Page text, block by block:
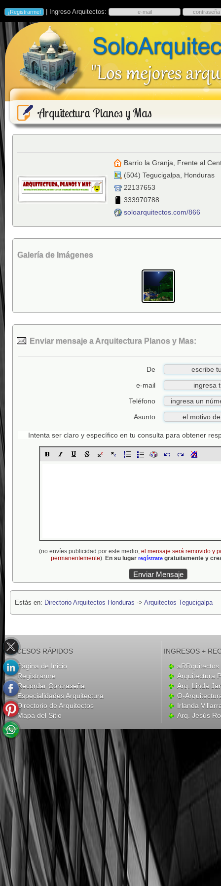
| Ingreso Arquitectos:
Arquitectura Planos y Mas
Barrio la Granja, Frente al
(504) Tegucigalpa
Honduras
22137653
333970788
soloarquitectos.com/866
Galería de Imágenes
Enviar mensaje a Arquitectura Planos y Mas:
De
e-mail
Teléfono
Asunto
Intenta ser claro y específico en tu consulta para obtener
(no envíes publicidad por este medio, el mensaje será removido y
permanentemente). En su lugar regístrategratuitamente y
Estás en: Directorio Arquitectos Honduras -> Arquitectos Tegucigalpa
ACCESOS RÁPIDOS
Página de Inicio
Registrarme
Recordar Contraseña
Especialidades Arquitectura
Directorio de Arquitectos
Mapa del Sitio
INGRESOS +
aRRquitectos
Arquitectura
Arq. Linda
O-
Irlanda
Arq. Jesús